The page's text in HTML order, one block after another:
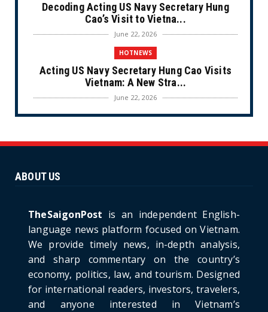
Decoding Acting US Navy Secretary Hung
Cao’s Visit to Vietna...
June 22, 2026
HOTNEWS
Acting US Navy Secretary Hung Cao Visits
Vietnam: A New Stra...
June 22, 2026
CULTURE
Ninh Bride Re-enacts...
Project: An Analysi...
June 21, 2026
HOTNEWS
Detailed Analysis of the Cooling-off Period
Law in Timeshare...
June 21, 2026
HOTNEWS
ABOUT US
TheSaigonPost is an independent English-
language news platform focused on Vietnam.
We provide timely news, in-depth analysis,
and sharp commentary on the country’s
economy, politics, law, and tourism. Designed
for international readers, investors, travelers,
and anyone interested in Vietnam’s